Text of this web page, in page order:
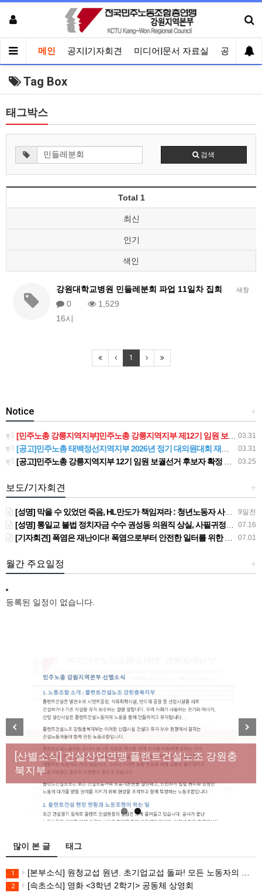
메인 공지|기자회견 미디어|문서 자료실 공유게시
Tag Box
태그박스
검색
Total 1
최신
인기
색인
새창
강원대학교병원 민들레분회 파업 11일차 집회
0
1,529
16시
1
+
Notice
03.31
[민주노총 강릉지역지부]민주노총 강릉지역지부 제12기 임원 보궐선거결과 공고
03.31
[공고]민주노총 태백정선지역지부 2026년 정기 대의원대회 재소집 건
03.25
[공고]민주노총 강릉지역지부 12기 임원 보궐선거 후보자 확정 공고
+
보도/기자회견
9일전
[성명] 막을 수 있었던 죽음, HL만도가 책임져라 : 청년노동자 사망사고의 철저한 진상규명과 재발방지 대책 마련하라
07.16
[성명] 통일교 불법 정치자금 수수 권성동 의원직 상실, 사필귀정이다
07.01
[기자회견] 폭염은 재난이다! 폭염으로부터 안전한 일터를 위한 민주노총 강원지역본부 폭염감시단 선포 기자회견
+
월간 주요일정
등록된 일정이 없습니다.
[성명] 막을 수 있었던 죽음, HL만도가 책임져라 : 청
년노동자 사망사고의 철저한 진상규명과 재발방지
대책 마련하라
[산별소식] 건설산업연맹 플랜트건설노조 강원충
북지부
Previous Next
많이 본 글 태그
1 [본부소식] 원청교섭 원년. 초기업교섭 돌파! 모든 노동자의 노동기본권 쟁취! 민주노총 7.15 총파업대회
2 [속초소식] 영화 <3학년 2학기> 공동체 상영회